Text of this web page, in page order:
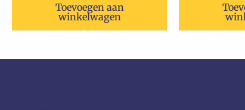
Toevoegen aan
winkelwagen